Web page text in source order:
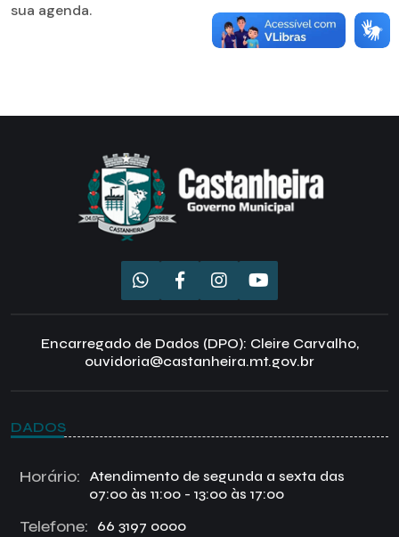
sua agenda.
Encarregado de Dados (DPO): Cleire Carvalho,
ouvidoria@castanheira.mt.gov.br
DADOS
Horário:
Atendimento de segunda a sexta das
07:00 às 11:00 - 13:00 às 17:00
Telefone: 66 3197 0000